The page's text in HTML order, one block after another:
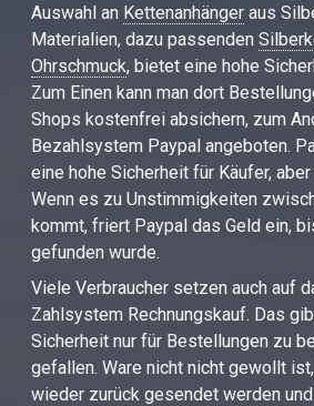
Auswahl an Kettenanhänger aus
Materialien, dazu passenden
Ohrschmuck, bietet eine hohe
Zum Einen kann man dort
Shops kostenfrei absichern, zum
Bezahlsystem Paypal angeboten.
eine hohe Sicherheit für Käufer, aber
Wenn es zu Unstimmigkeiten
kommt, friert Paypal das Geld ein,
gefunden wurde.
Viele Verbraucher setzen auch auf
Zahlsystem Rechnungskauf. Das
Sicherheit nur für Bestellungen zu
gefallen. Ware nicht nicht gewollt
wieder zurück gesendet werden